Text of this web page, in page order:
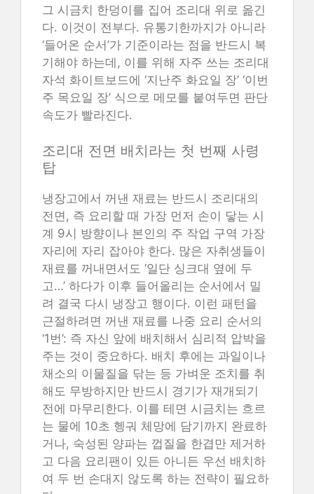
그 시금치 한덩이를 집어 조리대 위로 옮긴
다. 이것이 전부다. 유통기한까지가 아니라
‘들어온 순서’가 기준이라는 점을 반드시 복
기해야 하는데, 이를 위해 자주 쓰는 조리대
자석 화이트보드에 ‘지난주 화요일 장’ ‘이번
주 목요일 장’ 식으로 메모를 붙여두면 판단
속도가 빨라진다.
조리대 전면 배치라는 첫 번째 사령
탑
냉장고에서 꺼낸 재료는 반드시 조리대의
전면, 즉 요리할 때 가장 먼저 손이 닿는 시
계 9시 방향이나 본인의 주 작업 구역 가장
자리에 자리 잡아야 한다. 많은 자취생들이
재료를 꺼내면서도 ‘일단 싱크대 옆에 두
고…’ 하다가 이후 들어올리는 순서에서 밀
려 결국 다시 냉장고 행이다. 이런 패턴을
근절하려면 꺼낸 재료를 나중 요리 순서의
‘1번’: 즉 자신 앞에 배치해서 심리적 압박을
주는 것이 중요하다. 배치 후에는 과일이나
채소의 이물질을 닦는 등 가벼운 조치를 취
해도 무방하지만 반드시 경기가 재개되기
전에 마무리한다. 이를 테면 시금치는 흐르
는 물에 10초 헹궈 체망에 담기까지 완료하
거나, 숙성된 양파는 껍질을 한겹만 제거하
고 다음 요리팬이 있든 아니든 우선 배치하
여 두 번 손대지 않도록 하는 전략이 필요하